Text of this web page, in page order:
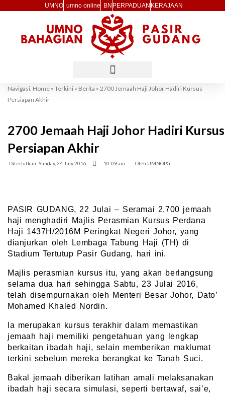
content
UMNO umno online BN PERPADUAN KERAJAAN
Navigasi: Home » Terkini » Berita » 2700 Jemaah Haji Johor Hadiri Kursus
Persiapan Akhir
2700 Jemaah Haji Johor Hadiri Kursus
Persiapan Akhir
Diterbitkan: Sunday, 24 July 2016 10:09 am Oleh UMNOPG
PASIR GUDANG, 22 Julai – Seramai 2,700 jemaah
haji menghadiri Majlis Perasmian Kursus Perdana
Haji 1437H/2016M Peringkat Negeri Johor, yang
dianjurkan oleh Lembaga Tabung Haji (TH) di
Stadium Tertutup Pasir Gudang, hari ini.
Majlis perasmian kursus itu, yang akan berlangsung
selama dua hari sehingga Sabtu, 23 Julai 2016,
telah disempurnakan oleh Menteri Besar Johor, Dato’
Mohamed Khaled Nordin.
Ia merupakan kursus terakhir dalam memastikan
jemaah haji memiliki pengetahuan yang lengkap
berkaitan ibadah haji, selain memberikan maklumat
terkini sebelum mereka berangkat ke Tanah Suci.
Bakal jemaah diberikan latihan amali melaksanakan
ibadah haji secara simulasi, seperti bertawaf, sai’e,